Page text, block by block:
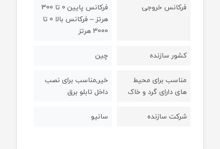
فرکانس خروجی
فرکانس پایین 0 تا 300
هرتز – فرکانس بالا 0 تا
3000 هرتز
کشور سازنده
چین
مناسب برای محیط
های دارای گرد و خاک
خیر,مناسب برای نصب
داخل تابلو برق
شرکت سازنده
سانیو